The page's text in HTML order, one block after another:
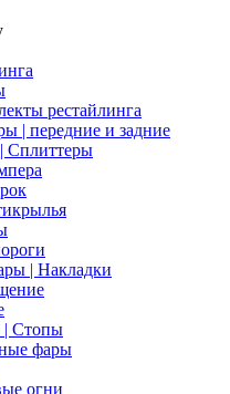
рестайлинга
| передние и задние
Сплиттеры
| Накладки
| Стопы
фары
огни